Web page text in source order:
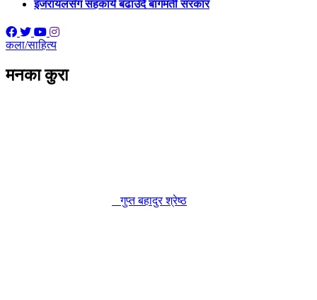
इजरायलसँग सहकार्य बढाउँदै बागमती सरकार
कला/साहित्य
मनका कुरा
गुप्त बहादुर श्रेष्ठ